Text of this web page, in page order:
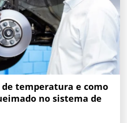
de temperatura e como
no sistema de